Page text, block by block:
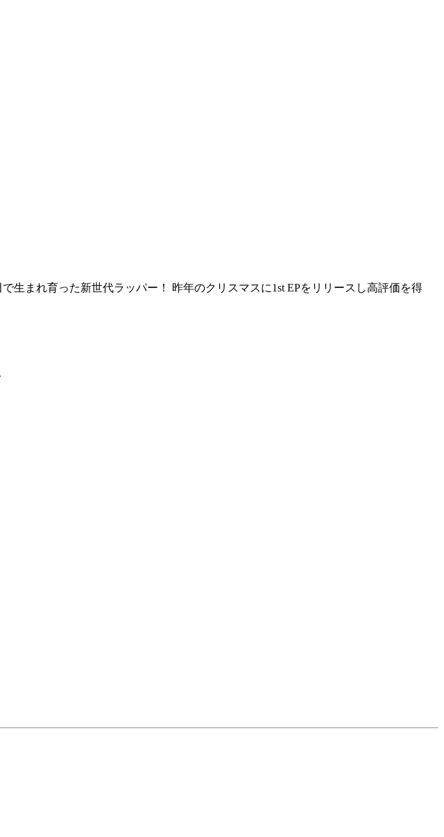
まれ育った新世代ラッパー！ 昨年のクリスマスに1st EPをリリースし高評価を得